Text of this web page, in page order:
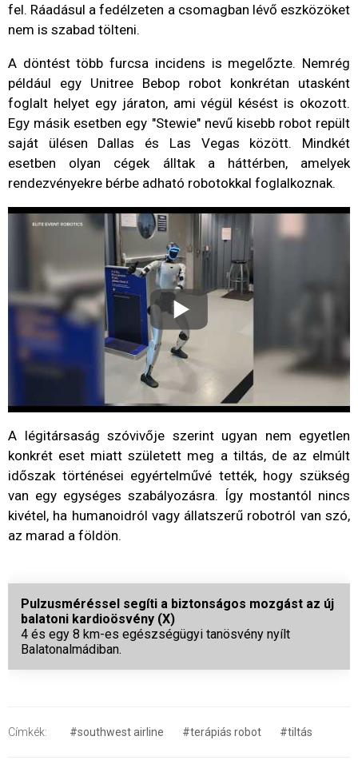
fel. Ráadásul a fedélzeten a csomagban lévő eszközöket
nem is szabad tölteni.
A döntést több furcsa incidens is megelőzte. Nemrég
például egy Unitree Bebop robot konkrétan utasként
foglalt helyet egy járaton, ami végül késést is okozott.
Egy másik esetben egy "Stewie" nevű kisebb robot repült
saját ülésen Dallas és Las Vegas között. Mindkét
esetben olyan cégek álltak a háttérben, amelyek
rendezvényekre bérbe adható robotokkal foglalkoznak.
A légitársaság szóvivője szerint ugyan nem egyetlen
konkrét eset miatt született meg a tiltás, de az elmúlt
időszak történései egyértelművé tették, hogy szükség
van egy egységes szabályozásra. Így mostantól nincs
kivétel, ha humanoidról vagy állatszerű robotról van szó,
az marad a földön.
Pulzusméréssel segíti a biztonságos mozgást az új
balatoni kardioösvény (X)
4 és egy 8 km-es egészségügyi tanösvény nyílt
Balatonalmádiban.
Címkék: #southwest airline #terápiás robot #tiltás